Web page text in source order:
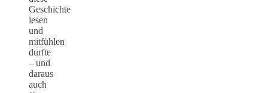
Geschichte
lesen
und
mitfühlen
durfte
– und
daraus
auch